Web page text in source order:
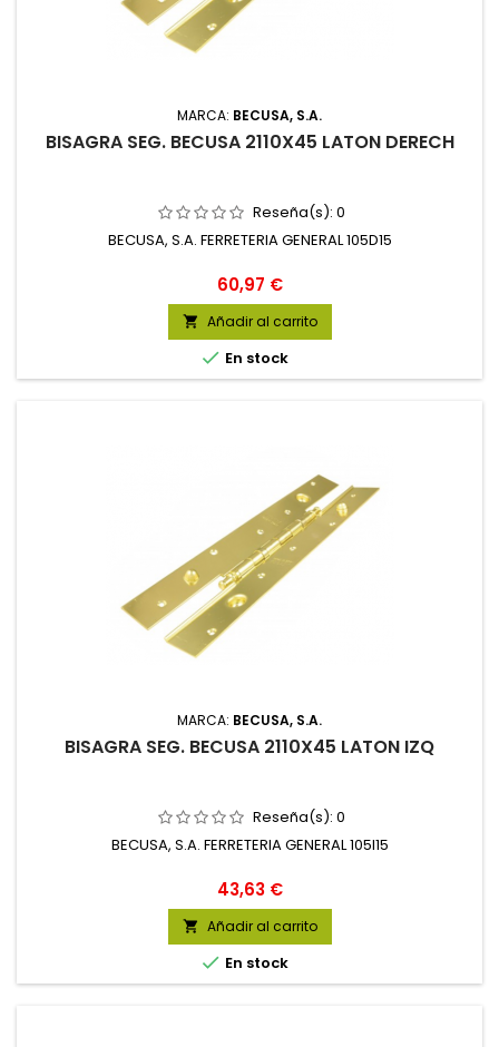
MARCA: BECUSA, S.A.
BISAGRA SEG. BECUSA 2110X45 LATON DERECH
Reseña(s): 0
BECUSA, S.A. FERRETERIA GENERAL 105D15
Precio
60,97 €
 Añadir al carrito
 En stock
MARCA: BECUSA, S.A.
BISAGRA SEG. BECUSA 2110X45 LATON IZQ
Reseña(s): 0
BECUSA, S.A. FERRETERIA GENERAL 105I15
Precio
43,63 €
 Añadir al carrito
 En stock